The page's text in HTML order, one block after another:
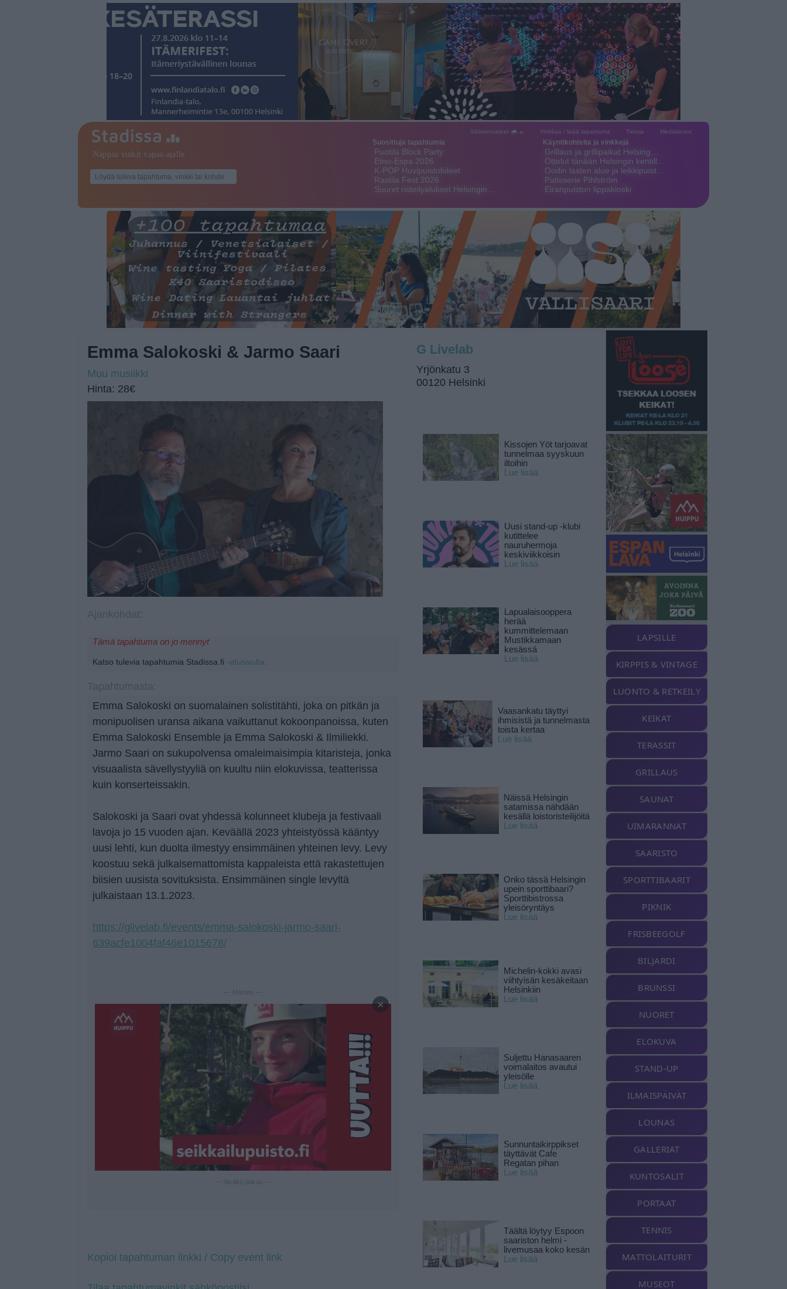
Sääennusteet 🌧 ☼ Vinkkaa / lisää tapahtuma Tietoja Mediatiedot
Suosittuja tapahtumia
Puotila Block Party
Etno-Espa 2026
K-POP Huvipuistobileet
Rastila Fest 2026
Suuret risteilyalukset Helsingin…
Käyntikohteita ja vinkkejä
Grillaus ja grillipaikat Helsing…
Ottelut tänään Helsingin kentill…
Oodin lasten alue ja leikkipuist…
Patisserie Pihlström
Eiranpuiston lippakioski
Emma Salokoski & Jarmo Saari
Muu musiikki
Hinta: 28€
Tämä tapahtuma on jo mennyt
Katso tulevia tapahtumia Stadissa.fi -etusivulta.
Emma Salokoski on suomalainen solistitähti, joka on pitkän ja
monipuolisen uransa aikana vaikuttanut kokoonpanoissa, kuten
Emma Salokoski Ensemble ja Emma Salokoski & Ilmiliekki.
Jarmo Saari on sukupolvensa omaleimaisimpia kitaristeja, jonka
visuaalista sävellystyyliä on kuultu niin elokuvissa, teatterissa
kuin konserteissakin.
Salokoski ja Saari ovat yhdessä kolunneet klubeja ja festivaali
lavoja jo 15 vuoden ajan. Keväällä 2023 yhteistyössä kääntyy
uusi lehti, kun duolta ilmestyy ensimmäinen yhteinen levy. Levy
koostuu sekä julkaisemattomista kappaleista että rakastettujen
biisien uusista sovituksista. Ensimmäinen single levyltä
julkaistaan 13.1.2023.
https://glivelab.fi/events/emma-salokoski-jarmo-saari-
639acfe1004faf46e1015678/
×
Kopioi tapahtuman linkki / Copy event link
G Livelab
Yrjönkatu 3
00120 Helsinki
Kissojen Yöt tarjoavat
tunnelmaa syyskuun
iltoihin
Lue lisää
Uusi stand-up -klubi
kutittelee
nauruhermoja
keskiviikkoisin
Lue lisää
Lapualaisooppera
herää
kummittelemaan
Mustikkamaan
kesässä
Lue lisää
Vaasankatu täyttyi
ihmisistä ja tunnelmasta
toista kertaa
Lue lisää
Näissä Helsingin
satamissa nähdään
kesällä loistoristeilijöitä
Lue lisää
Onko tässä Helsingin
upein sporttibaari?
Sporttibistrossa
yleisöryntäys
Lue lisää
Michelin-kokki avasi
viihtyisän kesäkeitaan
Helsinkiin
Lue lisää
Suljettu Hanasaaren
voimalaitos avautui
yleisölle
Lue lisää
Sunnuntaikirppikset
täyttävät Cafe
Regatan pihan
Lue lisää
Täältä löytyy Espoon
saariston helmi -
livemusaa koko kesän
Lue lisää
LAPSILLE
KIRPPIS & VINTAGE
LUONTO & RETKEILY
KEIKAT
TERASSIT
GRILLAUS
SAUNAT
UIMARANNAT
SAARISTO
SPORTTIBAARIT
PIKNIK
FRISBEEGOLF
BILJARDI
BRUNSSI
NUORET
ELOKUVA
STAND-UP
ILMAISPÄIVÄT
LOUNAS
GALLERIAT
KUNTOSALIT
PORTAAT
TENNIS
MATTOLAITURIT
MUSEOT